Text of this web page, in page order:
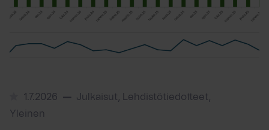
1.7.2026
Julkaisut, Lehdistötiedotteet,
Yleinen